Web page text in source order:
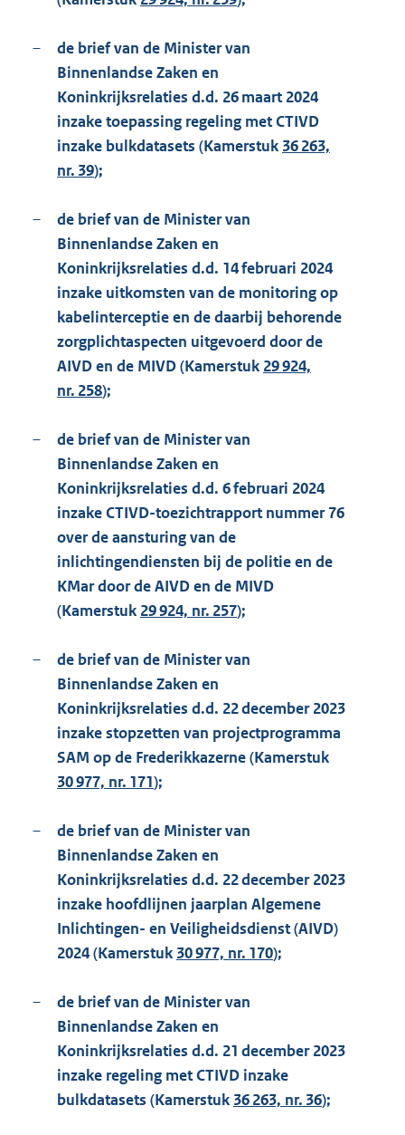
–
de brief van de Minister van
Binnenlandse Zaken en
Koninkrijksrelaties d.d. 26 maart 2024
inzake toepassing regeling met CTIVD
inzake bulkdatasets (Kamerstuk 36 263,
nr. 39);
–
de brief van de Minister van
Binnenlandse Zaken en
Koninkrijksrelaties d.d. 14 februari 2024
inzake uitkomsten van de monitoring op
kabelinterceptie en de daarbij behorende
zorgplichtaspecten uitgevoerd door de
AIVD en de MIVD (Kamerstuk 29 924,
nr. 258);
–
de brief van de Minister van
Binnenlandse Zaken en
Koninkrijksrelaties d.d. 6 februari 2024
inzake CTIVD-toezichtrapport nummer 76
over de aansturing van de
inlichtingendiensten bij de politie en de
KMar door de AIVD en de MIVD
(Kamerstuk 29 924, nr. 257);
–
de brief van de Minister van
Binnenlandse Zaken en
Koninkrijksrelaties d.d. 22 december 2023
inzake stopzetten van projectprogramma
SAM op de Frederikkazerne (Kamerstuk
30 977, nr. 171);
–
de brief van de Minister van
Binnenlandse Zaken en
Koninkrijksrelaties d.d. 22 december 2023
inzake hoofdlijnen jaarplan Algemene
Inlichtingen- en Veiligheidsdienst (AIVD)
2024 (Kamerstuk 30 977, nr. 170);
–
de brief van de Minister van
Binnenlandse Zaken en
Koninkrijksrelaties d.d. 21 december 2023
inzake regeling met CTIVD inzake
bulkdatasets (Kamerstuk 36 263, nr. 36);